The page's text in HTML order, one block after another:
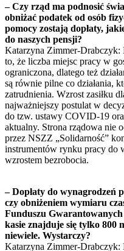
– Czy rząd ma podnosić
obniżać podatek od osób
pomocy zostają dopłaty,
do naszych pensji?
Katarzyna Zimmer-Drabczyk:
to, że liczba miejsc pracy w
ograniczona, dlatego też
są równie pilne co działania,
zatrudnienia. Wzrost zasiłku
najważniejszy postulat w
do tzw. ustawy COVID-19
aktualny. Strona rządowa nie
przez NSZZ „Solidarność”
instrumentów rynku pracy do
wzrostem bezrobocia.
– Dopłaty do wynagrodzeń
czy obniżeniem wymiaru
Funduszu
kasie znajduje się tylko 800
niewiele. Wystarczy?
Katarzyna Zimmer-Drabczyk: